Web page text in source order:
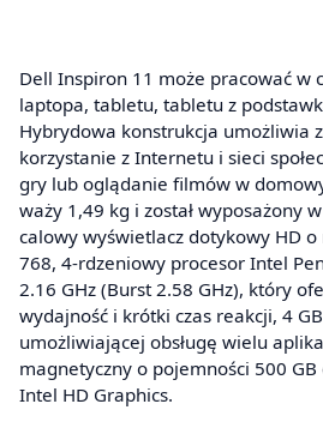
Dell Inspiron 11 może pracować w
laptopa, tabletu, tabletu z
Hybrydowa konstrukcja umożliwia
korzystanie z Internetu i sieci
gry lub oglądanie filmów w
waży 1,49 kg i został wyposażony
calowy wyświetlacz dotykowy HD o
768, 4-rdzeniowy procesor Intel
2.16 GHz (Burst 2.58 GHz), który
wydajność i krótki czas reakcji, 4
umożliwiającej obsługę wielu
magnetyczny o pojemności 500
Intel HD Graphics.